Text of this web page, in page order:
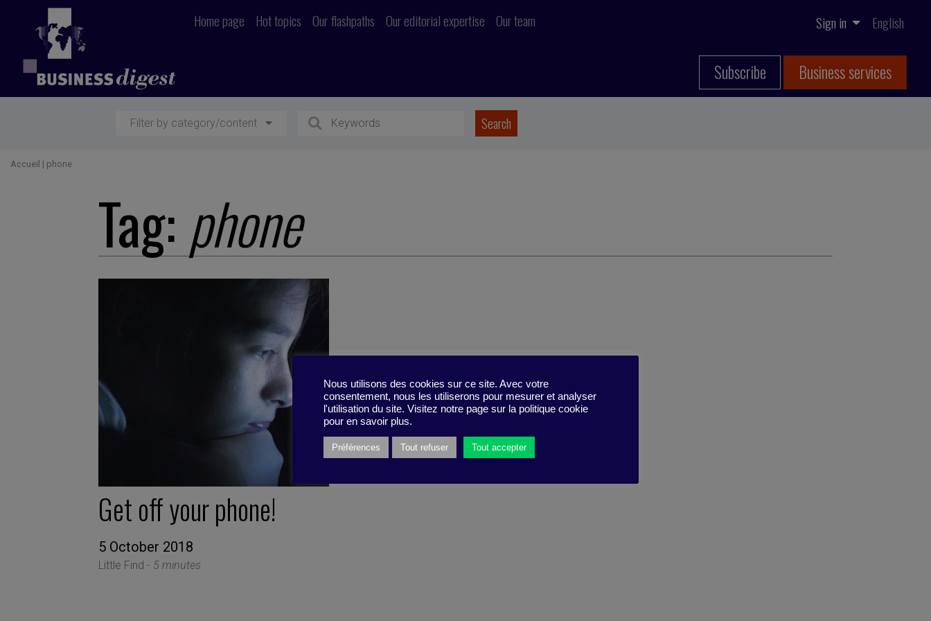
Home page Hot topics Our flashpaths Our editorial expertise Our team Sign in English
Subscribe Business services
Filter by category/content
Accueil | phone
Tag: phone
Get off your phone!
5 October 2018
Little Find - 5 minutes
Nous utilisons des cookies sur ce site. Avec votre
consentement, nous les utiliserons pour mesurer et analyser
l'utilisation du site. Visitez notre page sur la politique cookie
pour en savoir plus.
Préférences Tout refuser Tout accepter